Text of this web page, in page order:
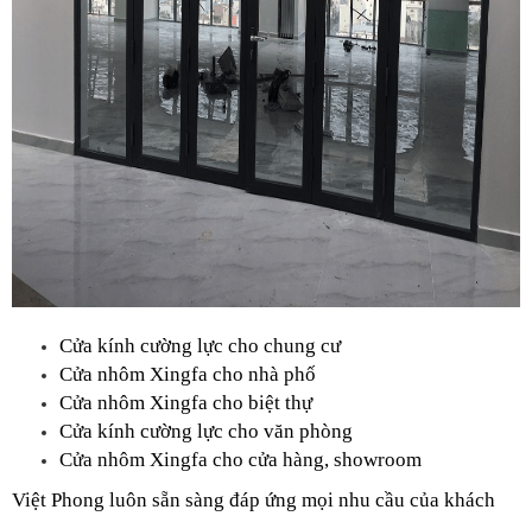
Cửa kính cường lực cho chung cư
Cửa nhôm Xingfa cho nhà phố
Cửa nhôm Xingfa cho biệt thự
Cửa kính cường lực cho văn phòng
Cửa nhôm Xingfa cho cửa hàng, showroom
Việt Phong luôn sẵn sàng đáp ứng mọi nhu cầu của khách